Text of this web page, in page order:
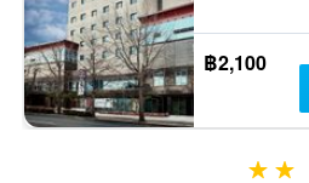
฿2,100
2 ดาว